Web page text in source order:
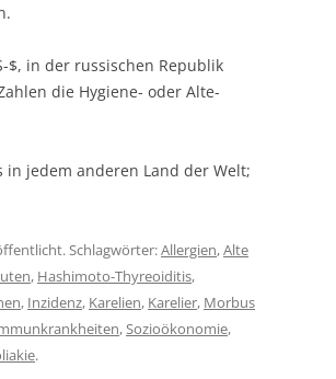
$, in der russischen Republik
die Hygiene- oder Alte-
in jedem anderen Land der Welt;
Schlagwörter:Allergien,Alte
, Hashimoto-Thyreoiditis,
, Inzidenz, Karelien, Karelier, Morbus
,Sozioökonomie,
.